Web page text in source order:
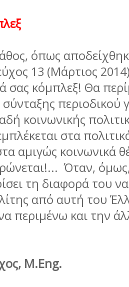
όπως
13 (Μάρτιος
σας κόµπλεξ! Θα
περιοδικού
κοινωνικής
στα
αµιγώς κοινωνικά
Όταν,
τη διαφορά του να
από αυτή του
περιµένω και την
M.Eng.